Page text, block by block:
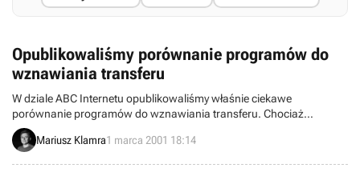
Opublikowaliśmy porównanie programów do
wznawiania transferu
W dziale ABC Internetu opublikowaliśmy właśnie ciekawe
porównanie programów do wznawiania transferu. Chociaż
najbardziej chyba znanym ich przedstawicielem jest GetRight, który
opisaliśmy w odrębnym artykule, to jednak ma on konkurentów.
Mariusz Klamra1 marca 2001 18:14